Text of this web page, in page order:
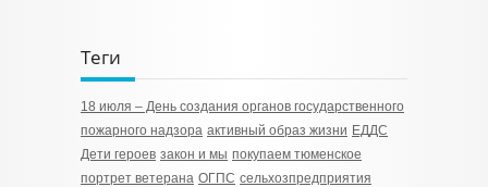
Теги
18 июля – День создания органов государственного
пожарного надзора активный образ жизни ЕДДС
Дети героев закон и мы покупаем тюменское
портрет ветерана ОГПС сельхозпредприятия